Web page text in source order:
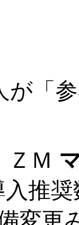
が「
ＺＭ
入推